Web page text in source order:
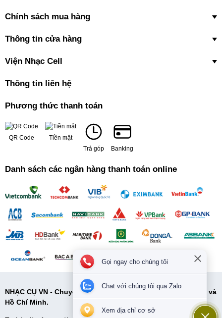
Chính sách mua hàng
Thông tin cửa hàng
Viện Nhạc Cell
Thông tin liên hệ
Phương thức thanh toán
QR Code
Tiền mặt
Trả góp
Banking
Danh sách các ngân hàng thanh toán online
NHẠC CỤ VN - Chuyên cung cấp các loại nhạc cụ tại Hà Nội và
Hồ Chí Minh.
Gọi ngay cho chúng tôi
Chat với chúng tôi qua Zalo
Xem địa chỉ cơ sở